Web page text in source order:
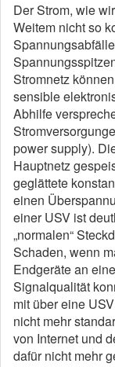
Der Strom, wie
Weitem nicht so
Stromnetz
sensible
Abhilfe
power supply).
Hauptnetz
geglättete
einen
einer USV ist
„normalen“
Schaden, wenn
Endgeräte an
Signalqualität
mit über eine
nicht mehr
von Internet und
dafür nicht mehr